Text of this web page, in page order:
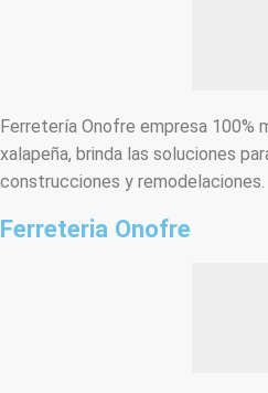
Ferretería Onofre empresa 100%
xalapeña, brinda las soluciones
construcciones y remodelaciones.
Ferreteria Onofre